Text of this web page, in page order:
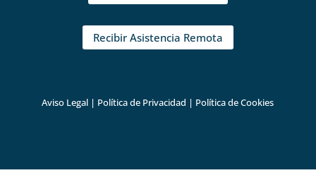
Recibir Asistencia Remota
Aviso Legal | Política de Privacidad | Política de Cookies